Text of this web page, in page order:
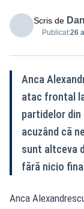
Scris de
Publicat:26
Anca
atac frontal
partidelor din
acuzând că
sunt altceva
fără nicio
Anca